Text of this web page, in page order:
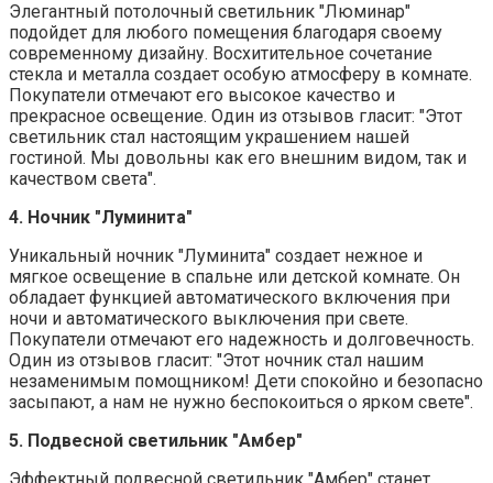
Элегантный потолочный светильник "Люминар"
подойдет для любого помещения благодаря своему
современному дизайну. Восхитительное сочетание
стекла и металла создает особую атмосферу в комнате.
Покупатели отмечают его высокое качество и
прекрасное освещение. Один из отзывов гласит: "Этот
светильник стал настоящим украшением нашей
гостиной. Мы довольны как его внешним видом, так и
качеством света".
4. Ночник "Луминита"
Уникальный ночник "Луминита" создает нежное и
мягкое освещение в спальне или детской комнате. Он
обладает функцией автоматического включения при
ночи и автоматического выключения при свете.
Покупатели отмечают его надежность и долговечность.
Один из отзывов гласит: "Этот ночник стал нашим
незаменимым помощником! Дети спокойно и безопасно
засыпают, а нам не нужно беспокоиться о ярком свете".
5. Подвесной светильник "Амбер"